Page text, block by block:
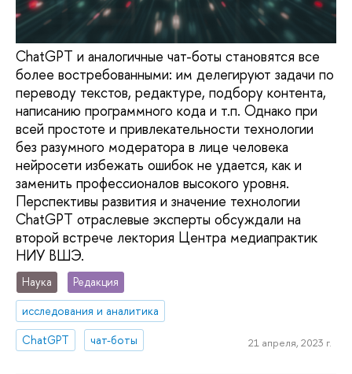
ChatGPT и аналогичные чат-боты становятся все
более востребованными: им делегируют задачи по
переводу текстов, редактуре, подбору контента,
написанию программного кода и т.п. Однако при
всей простоте и привлекательности технологии
без разумного модератора в лице человека
нейросети избежать ошибок не удается, как и
заменить профессионалов высокого уровня.
Перспективы развития и значение технологии
ChatGPT отраслевые эксперты обсуждали на
второй встрече лектория Центра медиапрактик
НИУ ВШЭ.
Наука
Редакция
исследования и аналитика
ChatGPT
чат-боты 21 апреля, 2023 г.